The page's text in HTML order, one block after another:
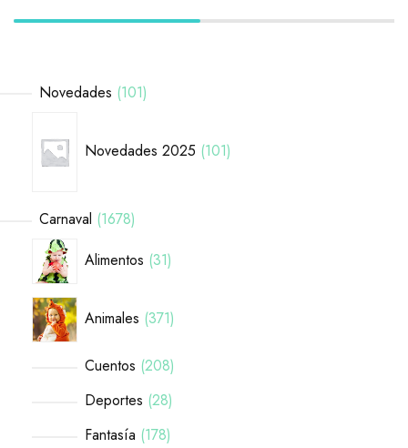
Novedades 101
Novedades 2025 101
Carnaval 1678
Alimentos 31
Animales 371
Cuentos 208
Deportes 28
Fantasía 178